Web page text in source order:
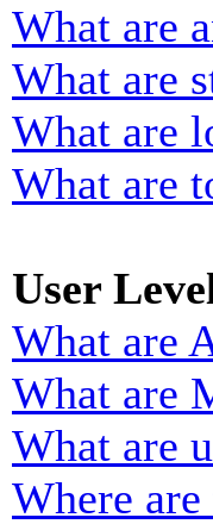
What are
What are
What are
What are
User
What are
What are
What are
Where